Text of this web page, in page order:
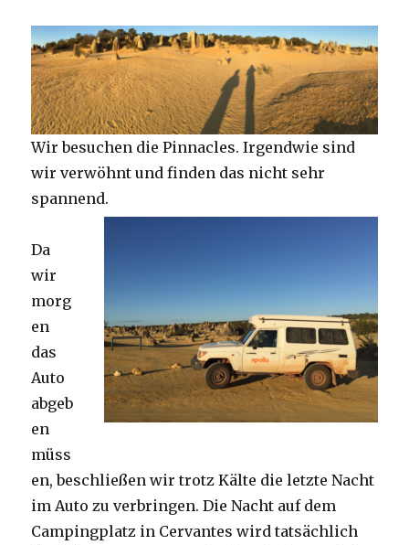
Wir besuchen die Pinnacles. Irgendwie sind
wir verwöhnt und finden das nicht sehr
spannend.
Da
wir
morg
en
das
Auto
abgeb
en
müss
en, beschließen wir trotz Kälte die letzte Nacht
im Auto zu verbringen. Die Nacht auf dem
Campingplatz in Cervantes wird tatsächlich